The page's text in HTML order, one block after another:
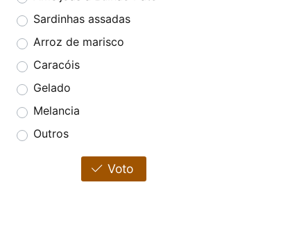
Sardinhas assadas
Arroz de marisco
Caracóis
Gelado
Melancia
Outros
Voto